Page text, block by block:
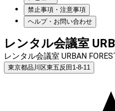
禁止事項・注意事項
ヘルプ・お問い合わせ
レンタル会議室
レンタル会議室 URBAN
東京都品川区東五反田1-8-11